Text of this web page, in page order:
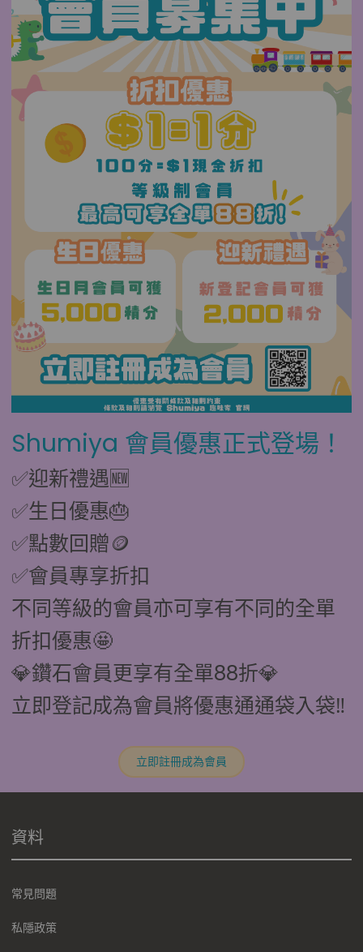
Shumiya 會員優惠正式登場！
✅迎新禮遇🆕
✅生日優惠🎂
✅點數回贈🪙
✅會員專享折扣
不同等級的會員亦可享有不同的全單
折扣優惠🤩
💎鑽石會員更享有全單88折💎
立即登記成為會員將優惠通通袋入袋‼️
立即註冊成為會員
資料
常見問題
私隱政策